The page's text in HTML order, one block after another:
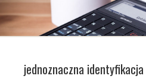
jednoznaczna